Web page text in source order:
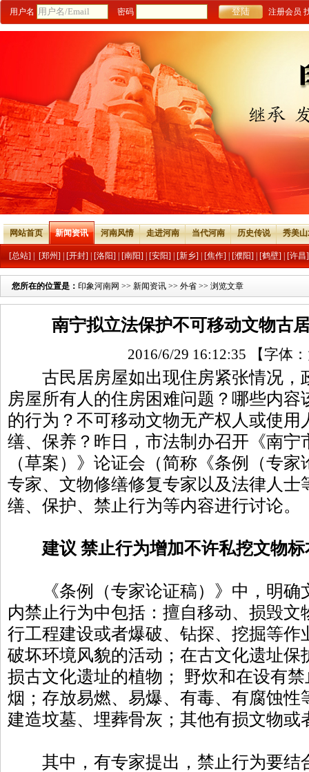
用户名 密码 注册会员
网站首页 新闻资讯 河南风情 走进河南 当代河南 历史传说 秀美
[总站] [郑州] [开封] [洛阳] [南阳] [安阳] [新乡] [焦作] [濮阳] [鹤壁] [许昌]
您所在的位置是： 印象河南网 >> 新闻资讯 >> 外省 >> 浏览文章
南宁拟立法保护不可移动文物古
2016/6/29 16:12:35 【字体：
古民居房屋如出现住房紧张情况，
房屋所有人的住房困难问题？哪些内
的行为？不可移动文物无产权人或使用
缮、保养？昨日，市法制办召开《南宁
（草案）》论证会（简称《条例（专
专家、文物修缮修复专家以及法律人士
缮、保护、禁止行为等内容进行讨论。
建议 禁止行为增加不许私挖文物标
《条例（专家论证稿）》中，明确
内禁止行为中包括：擅自移动、损毁
行工程建设或者爆破、钻探、挖掘等作
破坏环境风貌的活动；在古文化遗址保
损古文化遗址的植物； 野炊和在设有
烟；存放易燃、易爆、有毒、有腐蚀性
建造坟墓、埋葬骨灰；其他有损文物或
其中，有专家提出，禁止行为要结